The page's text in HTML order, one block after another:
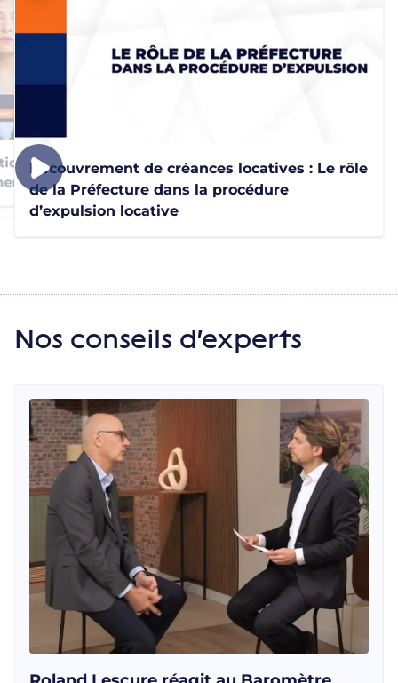
de crédit : Le Cabinet
de l’ACPR
Recouvrement de créances locatives : Le rôle
de la Préfecture dans la procédure
d’expulsion locative
Nos conseils d'experts